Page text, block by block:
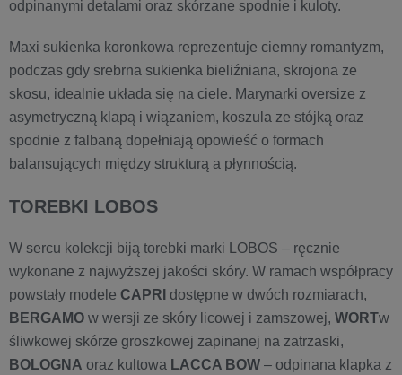
odpinanymi detalami oraz skórzane spodnie i kuloty.
Maxi sukienka koronkowa reprezentuje ciemny romantyzm,
podczas gdy srebrna sukienka bieliźniana, skrojona ze
skosu, idealnie układa się na ciele. Marynarki oversize z
asymetryczną klapą i wiązaniem, koszula ze stójką oraz
spodnie z falbaną dopełniają opowieść o formach
balansujących między strukturą a płynnością.
​TOREBKI LOBOS
W sercu kolekcji biją torebki marki LOBOS – ręcznie
wykonane z najwyższej jakości skóry. W ramach współpracy
powstały modele CAPRI dostępne w dwóch rozmiarach,
BERGAMO w wersji ze skóry licowej i zamszowej, WORTw
śliwkowej skórze groszkowej zapinanej na zatrzaski,
BOLOGNA oraz kultowa LACCA BOW – odpinana klapka z